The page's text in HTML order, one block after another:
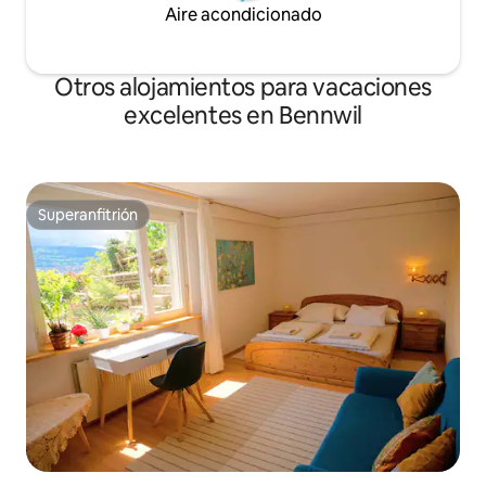
Aire acondicionado
Otros alojamientos para vacaciones
excelentes en Bennwil
Superanfitrión
Superanfitrión